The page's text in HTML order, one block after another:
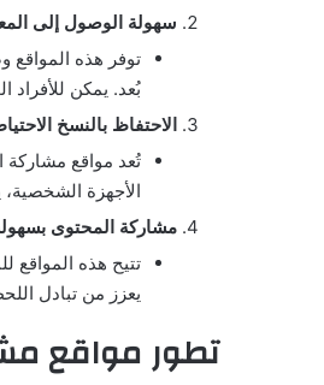
سهولة الوصول إلى
توفر هذه
بُعد. يمكن للأفراد
الاحتفاظ بالنسخ
تُعد مواقع مشاركة
الأجهزة
مشاركة المحتوى
تتيح هذه المواقع
يعزز من تبادل
تطور مواقع